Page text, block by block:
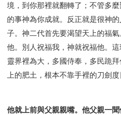
境，到你那裡就翻轉了；不管多
的事神為你成就。反正就是很神
子。神二代首先要渴望天上的福
他。別人祝福我，神就祝福他。
靈界裡為大，多國侍奉，多民跪
上的肥土，根本不靠手裡的刀劍度
他就上前與父親親嘴。他父親一